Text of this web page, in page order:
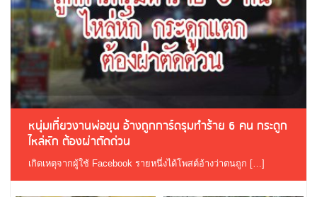
หนุ่มเที่ยวงานพ่อขุน อ้างถูกการ์ดรุมทำร้าย 6 คน กระดูก
ไหล่หัก ต้องผ่าตัดด่วน
เกิดเหตุจากผู้ใช้ Facebook รายหนึ่งได้โพสต์อ้างว่าตนถูก […]